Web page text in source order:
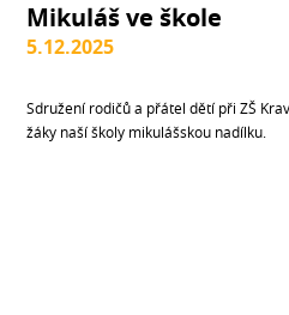
Mikuláš ve škole
5.12.2025
Sdružení rodičů a přátel dětí při ZŠ
žáky naší školy mikulášskou nadílku.